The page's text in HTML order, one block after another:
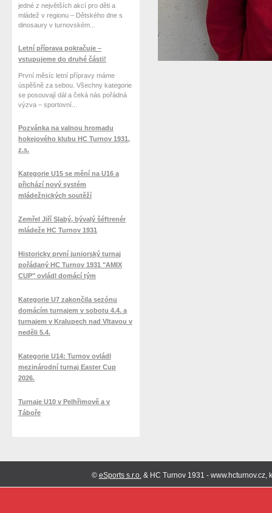
jedné z největších akcí pro děti a
mládež v regionu – Dětského dne s
dinosaury v turnovském...
Letní příprava pokračuje –
vstupujeme do druhé části!
První měsíc letní přípravy máme
úspěšně za sebou. Všechny kategorie
se posouvají dál a čeká nás pořádná
výzva – sportovní...
Pozvánka na valnou hromadu
hokejového klubu HC Turnov 1931,
z.s.
Kategorie U15 se mění na U16 a
přichází nový systém
mládežnických soutěží
Zemřel Jiří Slabý, bývalý šéftrenér
mládeže HC Turnov 1931
Historicky první juniorský turnaj
pořádaný HC Turnov 1931 "AMIX
CUP" ovládl domácí tým
Kategorie U7 zakončila sezónu
domácím turnajem v sobotu 4.4. a
turnajem v Kralupech nad Vltavou v
neděli 5.4.
Kategorie U14: Turnov ovládl
mezinárodní turnaj Easter Cup
2026.
Turnaje U10 v Pelhřimově a v
Táboře
© eSports s.r.o.& HC Turnov 1931 -